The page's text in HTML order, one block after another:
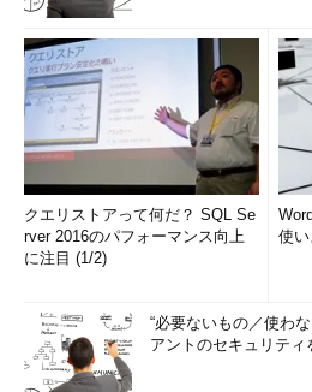
クエリストアって何だ？ SQL Se
rver 2016のパフォーマンス向上
に注目 (1/2)
使い
“必要ないもの／使わ
アントのセキュリティ